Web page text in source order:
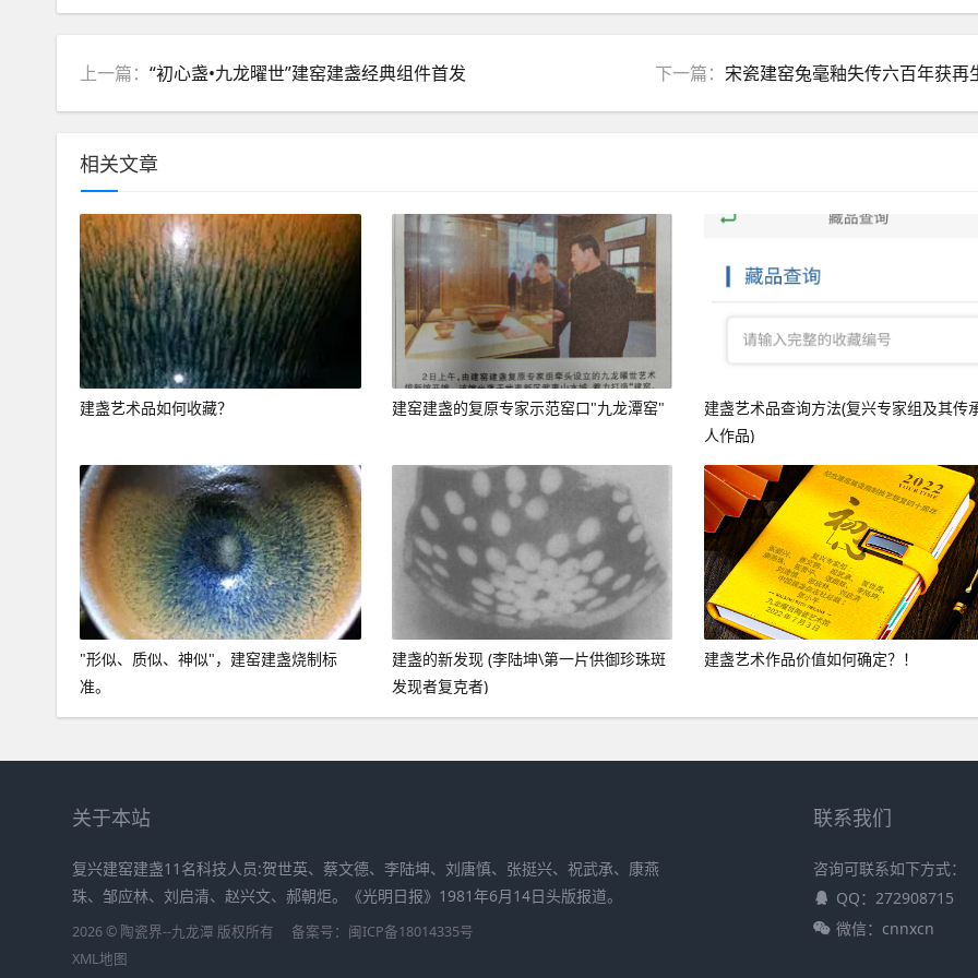
上一篇： “初心盏•九龙曜世”建窑建盏经典组件首发 下一篇： 宋瓷建窑兔毫釉失传六百年获再
相关文章
建盏艺术品如何收藏？ 建窑建盏的复原专家示范窑口"九龙潭窑"
建盏艺术品查询方法(复兴专家组及其传
人作品)
"形似、质似、神似"，建窑建盏烧制标
准。
建盏的新发现 (李陆坤\第一片供御珍珠斑
发现者复克者)
建盏艺术作品价值如何确定？！
关于本站
复兴建窑建盏11名科技人员:贺世英、蔡文德、李陆坤、刘唐慎、张挺兴、祝武承、康燕
珠、邹应林、刘启清、赵兴文、郝朝炬。《光明日报》1981年6月14日头版报道。
2026 © 陶瓷界--九龙潭 版权所有 备案号： 闽ICP备18014335号
XML地图
联系我们
咨询可联系如下方式：
QQ：272908715
微信：cnnxcn